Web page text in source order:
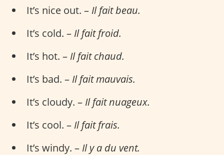
It’s nice out. – Il fait beau.
It’s cold. – Il fait froid.
It’s hot. – Il fait chaud.
It’s bad. – Il fait mauvais.
It’s cloudy. – Il fait nuageux.
It’s cool. – Il fait frais.
It’s windy. – Il y a du vent.